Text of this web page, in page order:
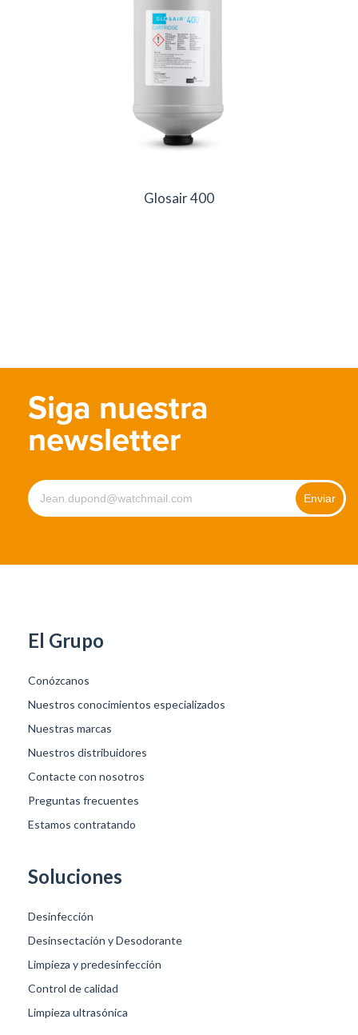
Glosair 400
Siga nuestra
newsletter
El Grupo
Conózcanos
Nuestros conocimientos especializados
Nuestras marcas
Nuestros distribuidores
Contacte con nosotros
Preguntas frecuentes
Estamos contratando
Soluciones
Desinfección
Desinsectación y Desodorante
Limpieza y predesinfección
Control de calidad
Limpieza ultrasónica